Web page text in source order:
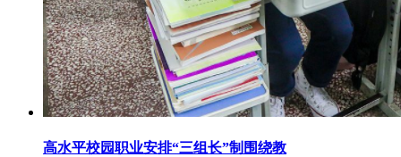
高水平校园职业安排“三组长”制围绕教